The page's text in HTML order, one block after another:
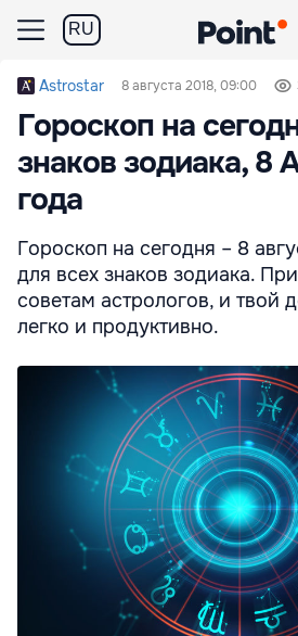
RU
Astrostar 8 августа 2018, 09:00
Гороскоп на
знаков зодиака, 8
года
Гороскоп на сегодня – 8
для всех знаков зодиака.
советам астрологов, и твой
легко и продуктивно.